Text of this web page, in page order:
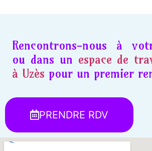
Rencontrons-nous à
ou dans un espace de
à Uzès pour un premier
PRENDRE RDV